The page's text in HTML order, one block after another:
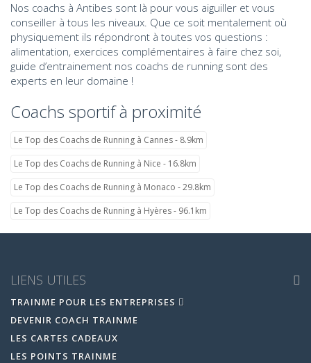
Nos coachs à Antibes sont là pour vous aiguiller et vous
conseiller à tous les niveaux. Que ce soit mentalement où
physiquement ils répondront à toutes vos questions :
alimentation, exercices complémentaires à faire chez soi,
guide d’entrainement nos coachs de running sont des
experts en leur domaine !
Coachs sportif à proximité
Le Top des Coachs de Running à Cannes - 8.9km
Le Top des Coachs de Running à Nice - 16.8km
Le Top des Coachs de Running à Monaco - 29.8km
Le Top des Coachs de Running à Hyères - 96.1km
LIENS UTILES
TRAINME POUR LES ENTREPRISES
DEVENIR COACH TRAINME
LES CARTES CADEAUX
LES POINTS TRAINME